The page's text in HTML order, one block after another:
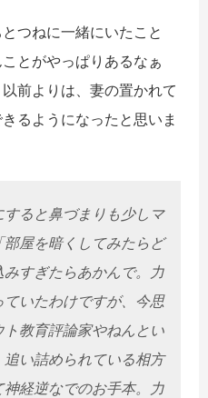
つねに一緒にいたこと
とがやっぱりあるなぁ
前よりは、妻の置かれて
るようになったと思いま
ると鼻づまりも少しマ
部屋を暗くしてみたらど
みすぎたらあかんで。力
いたわけですが、今思
ト教育評論家やねんとい
追い詰められている相方
経逆なでのお手本。力